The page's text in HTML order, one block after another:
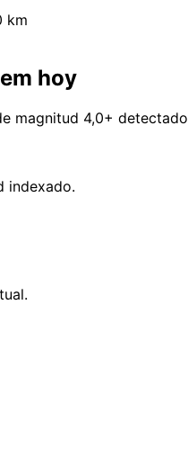
km
hoy
magnitud 4,0+
indexado.